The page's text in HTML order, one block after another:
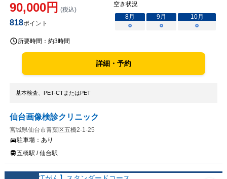
90,000円 (税込)
818ポイント
空き状況
8月 9月 10月
○
○ ○
所要時間： 約3時間
詳細・予約
基本検査、PET-CTまたはPET
仙台画像検診クリニック
宮城県仙台市青葉区五橋2-1-25
駐車場： あり
五橋駅 / 仙台駅